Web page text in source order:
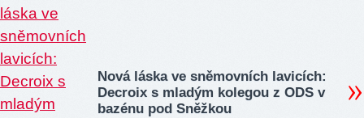
Nová láska ve sněmovních lavicích:
Decroix s mladým kolegou z ODS v
bazénu pod Sněžkou